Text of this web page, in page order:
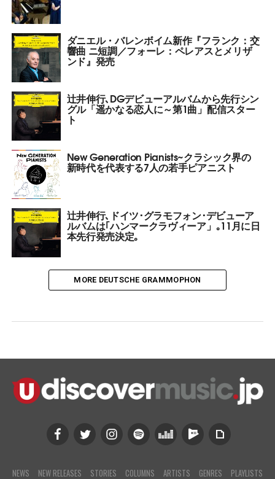
ダニエル・バレンボイム新作『フランク：交
響曲 ニ短調／フォーレ：ペレアスとメリザ
ンド』発売
辻井伸行､DGデビューアルバムから先行シン
グル「遥かなる恋人に～第1曲」配信スター
ト
New Generation Pianists~クラシック界の
新時代を代表する7人の若手ピアニスト
辻井伸行､ドイツ･グラモフォン･デビューア
ルバムは｢ハンマークラヴィーア」｡11月に日
本先行発売決定｡
MORE DEUTSCHE GRAMMOPHON
NEWS NEW RELEASES STORIES COLUMNS ARTISTS GENRES PLAYLISTS